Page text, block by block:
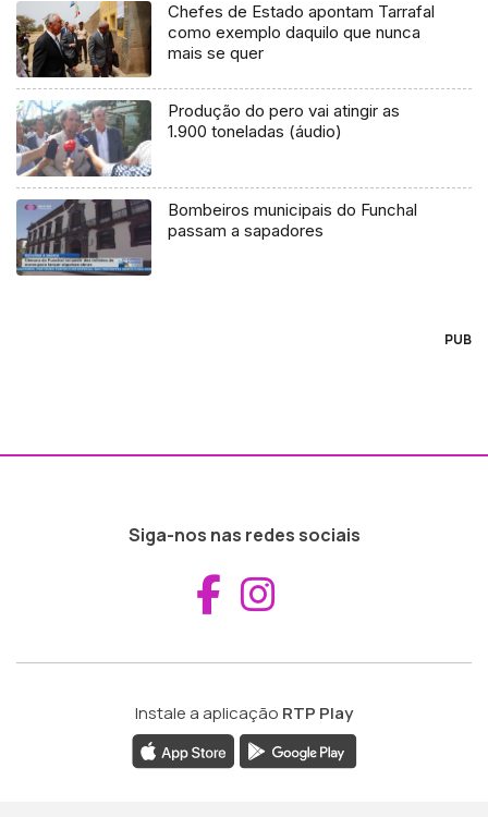
Chefes de Estado apontam Tarrafal
como exemplo daquilo que nunca
mais se quer
Produção do pero vai atingir as
1.900 toneladas (áudio)
Bombeiros municipais do Funchal
passam a sapadores
PUB
Siga-nos nas redes sociais
Aceder ao
Instale a aplicação RTP Play